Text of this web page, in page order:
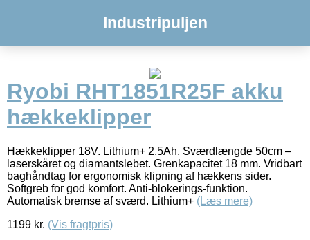
Industripuljen
Ryobi RHT1851R25F akku
hækkeklipper
Hækkeklipper 18V. Lithium+ 2,5Ah. Sværdlængde 50cm –
laserskåret og diamantslebet. Grenkapacitet 18 mm. Vridbart
baghåndtag for ergonomisk klipning af hækkens sider.
Softgreb for god komfort. Anti-blokerings-funktion.
Automatisk bremse af sværd. Lithium+ (Læs mere)
1199 kr. (Vis fragtpris)